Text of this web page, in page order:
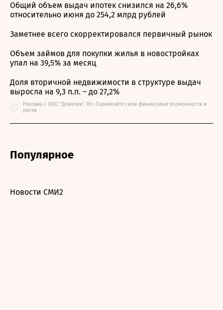
Общий объем выдач ипотек снизился на 26,6%
относительно июня до 254,2 млрд рублей
Заметнее всего скорректировался первичный рынок
Объем займов для покупки жилья в новостройках
упал на 39,5% за месяц
Доля вторичной недвижимости в структуре выдач
выросла на 9,3 п.п. – до 27,2%
i
Реклама / ООО "Домклик". 16+. Оценивайте свои финансовые возможности и
риски
Популярное
Новости СМИ2